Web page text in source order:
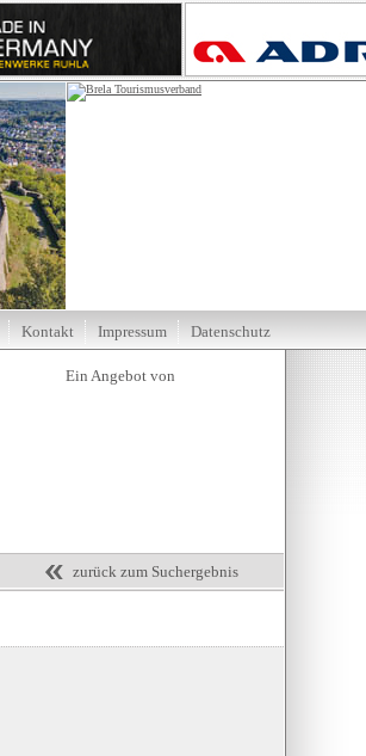
zurück zum Suchergebnis
Kontakt Impressum Datenschutz